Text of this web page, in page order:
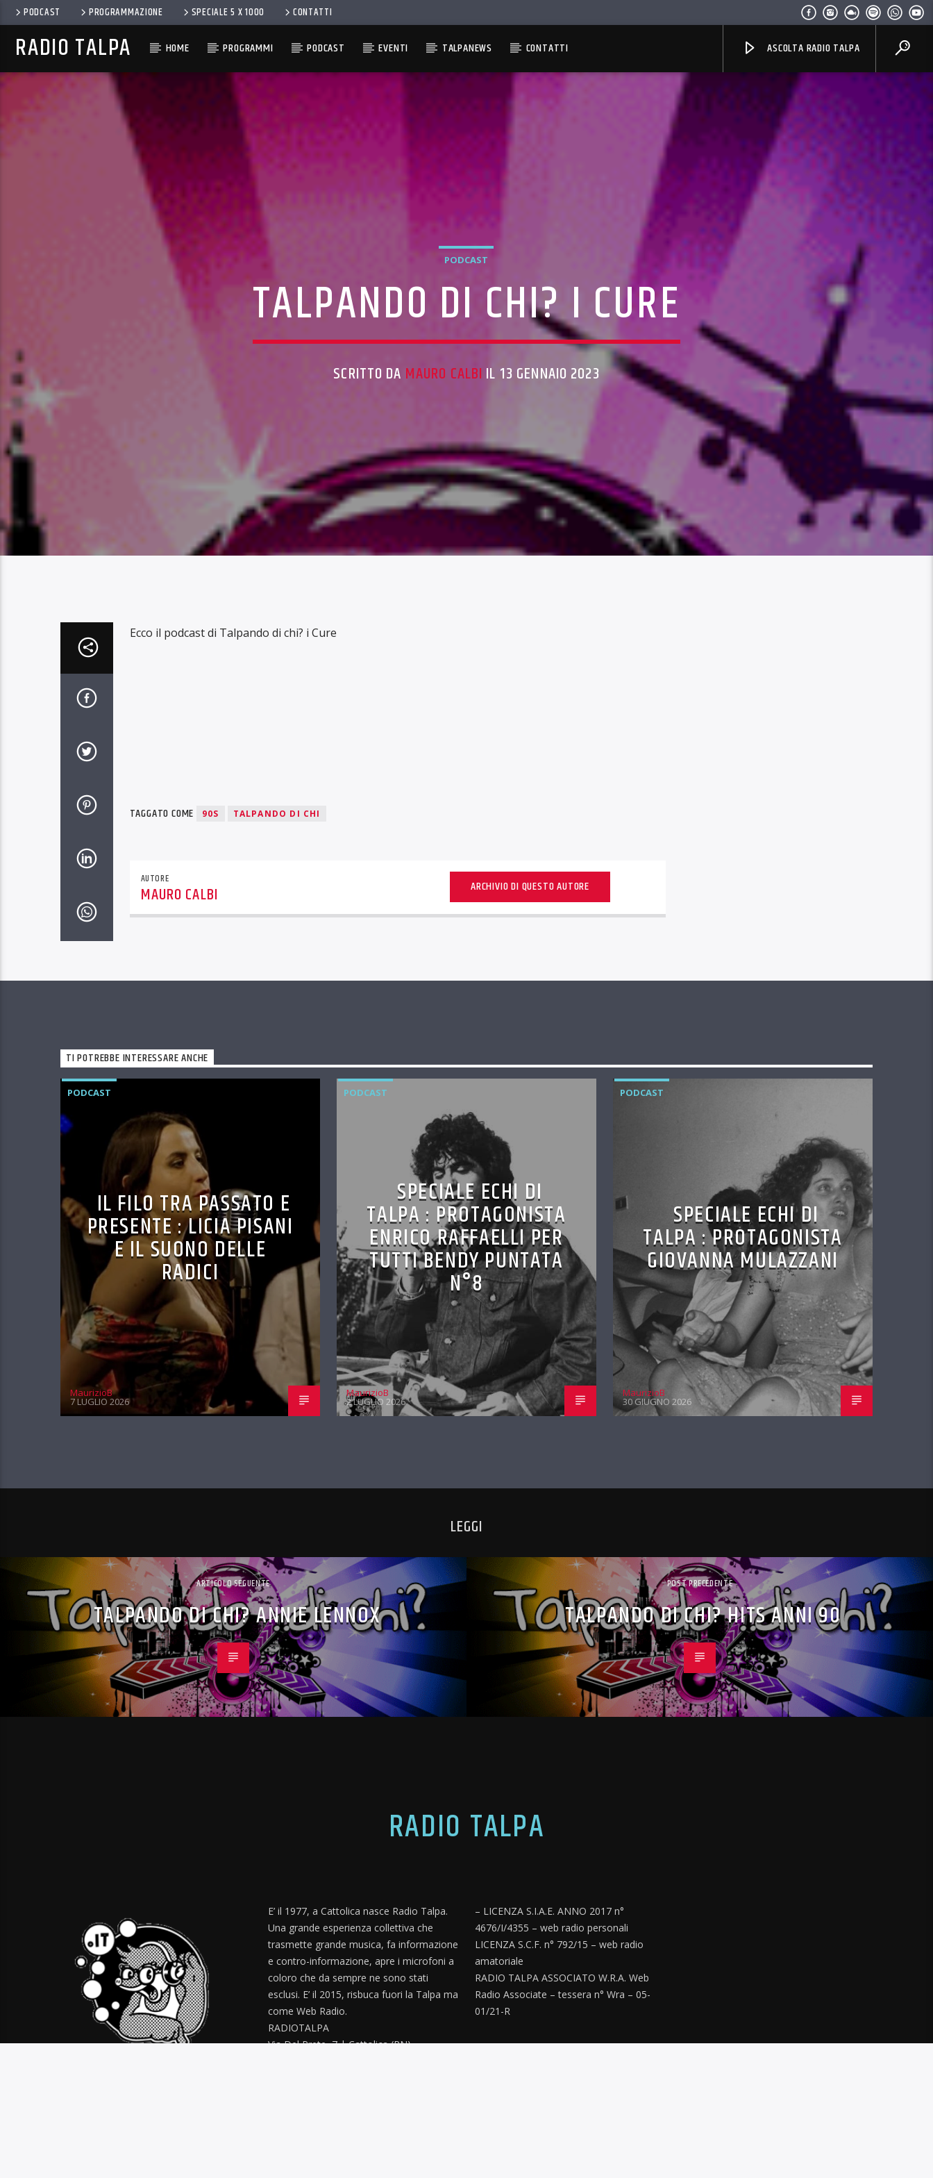
PODCAST PROGRAMMAZIONE SPECIALE 5 X 1000 CONTATTI
RADIO TALPA HOME PROGRAMMI PODCAST EVENTI TALPANEWS CONTATTI ASCOLTA RADIO TALPA
PODCAST
TALPANDO DI CHI? I CURE
SCRITTO DA MAURO CALBI IL 13 GENNAIO 2023
Ecco il podcast di Talpando di chi? i Cure
TAGGATO COME 90S TALPANDO DI CHI
AUTORE
MAURO CALBI ARCHIVIO DI QUESTO AUTORE
TI POTREBBE INTERESSARE ANCHE
PODCAST
IL FILO TRA PASSATO E
PRESENTE : LICIA PISANI
E IL SUONO DELLE
RADICI
MaurizioB
7 LUGLIO 2026
PODCAST
SPECIALE ECHI DI
TALPA : PROTAGONISTA
ENRICO RAFFAELLI PER
TUTTI BENDY PUNTATA
N°8
MaurizioB
2 LUGLIO 2026
PODCAST
SPECIALE ECHI DI
TALPA : PROTAGONISTA
GIOVANNA MULAZZANI
MaurizioB
30 GIUGNO 2026
LEGGI
ARTICOLO SEGUENTE
TALPANDO DI CHI? ANNIE LENNOX
POST PRECEDENTE
TALPANDO DI CHI? HITS ANNI 90
RADIO TALPA
E’ il 1977, a Cattolica nasce Radio Talpa.
Una grande esperienza collettiva che
trasmette grande musica, fa informazione
e contro-informazione, apre i microfoni a
coloro che da sempre ne sono stati
esclusi. E’ il 2015, risbuca fuori la Talpa ma
come Web Radio.
RADIOTALPA
Via Del Prete, 7 | Cattolica (RN)
– LICENZA S.I.A.E. ANNO 2017 n°
4676/I/4355 – web radio personali
LICENZA S.C.F. n° 792/15 – web radio
amatoriale
RADIO TALPA ASSOCIATO W.R.A. Web
Radio Associate – tessera n° Wra – 05-
01/21-R